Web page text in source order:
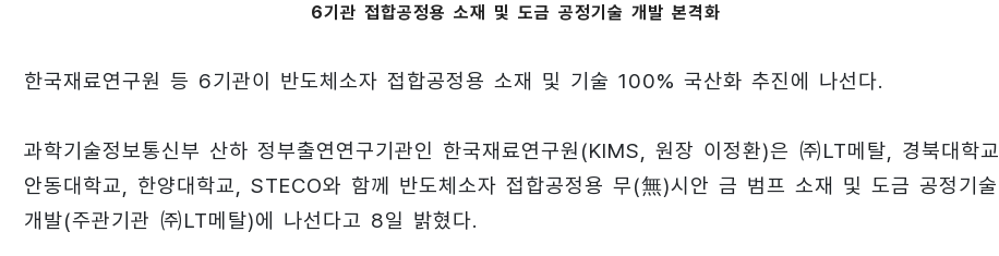
6기관 접합공정용 소재 및 도금 공정기술 개발 본격화
한국재료연구원 등 6기관이 반도체소자 접합공정용 소재 및 기술 100% 국산화 추진에 나선다.
과학기술정보통신부 산하 정부출연연구기관인 한국재료연구원(KIMS, 원장 이정환)은 ㈜LT메탈, 경북대학교,
안동대학교, 한양대학교, STECO와 함께 반도체소자 접합공정용 무(無)시안 금 범프 소재 및 도금 공정기술
개발(주관기관 ㈜LT메탈)에 나선다고 8일 밝혔다.